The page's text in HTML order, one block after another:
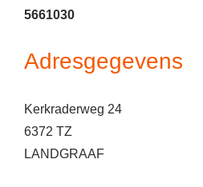
5661030
Adresgegevens
Kerkraderweg 24
6372 TZ
LANDGRAAF